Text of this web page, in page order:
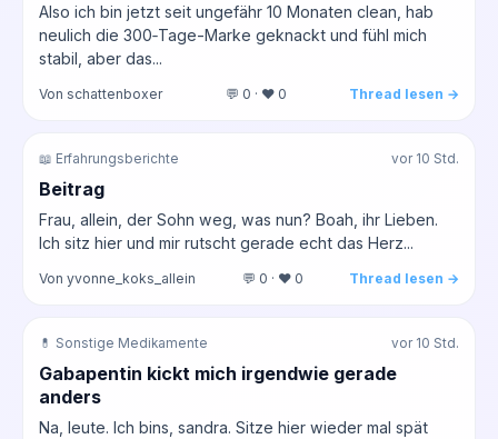
Also ich bin jetzt seit ungefähr 10 Monaten clean, hab
neulich die 300‑Tage-Marke geknackt und fühl mich
stabil, aber das...
Von schattenboxer 💬 0 · ❤️ 0 Thread lesen →
📖 Erfahrungsberichte vor 10 Std.
Beitrag
Frau, allein, der Sohn weg, was nun? Boah, ihr Lieben.
Ich sitz hier und mir rutscht gerade echt das Herz...
Von yvonne_koks_allein 💬 0 · ❤️ 0 Thread lesen →
💊 Sonstige Medikamente vor 10 Std.
Gabapentin kickt mich irgendwie gerade
anders
Na, leute. Ich bins, sandra. Sitze hier wieder mal spät